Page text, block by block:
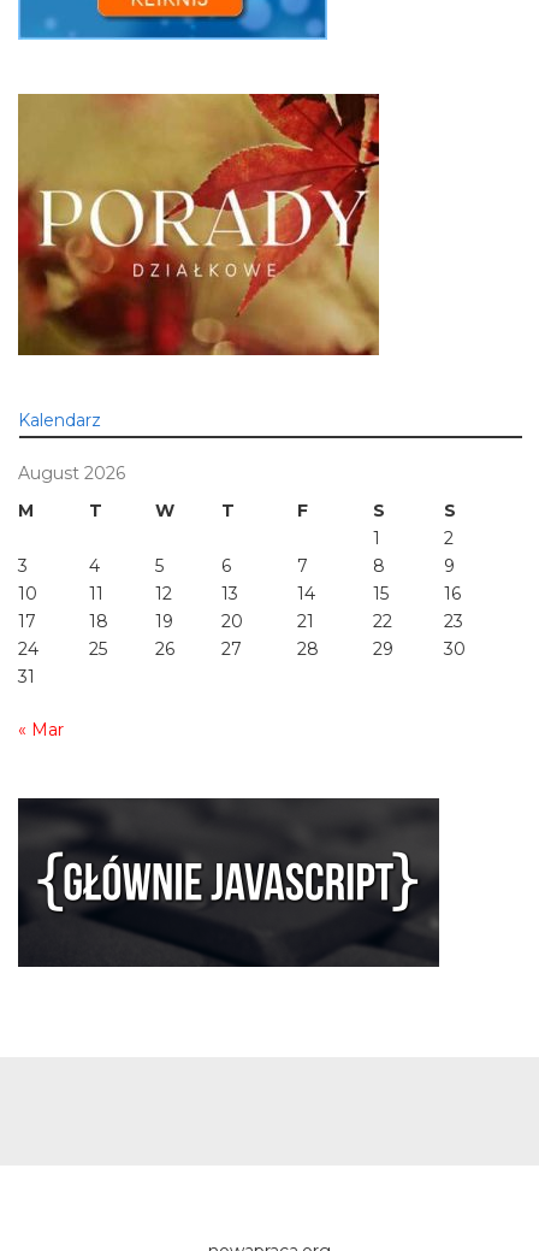
Kalendarz
August 2026
M
T W T F S
S
1
2
3
4 5 6 7 8
9
10
11 12 13 14 15
16
17
18 19 20 21 22
23
24
25 26 27 28 29
30
31
« Mar